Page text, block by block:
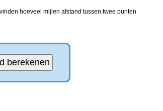
hoeveel mijlen afstand tussen twee punten